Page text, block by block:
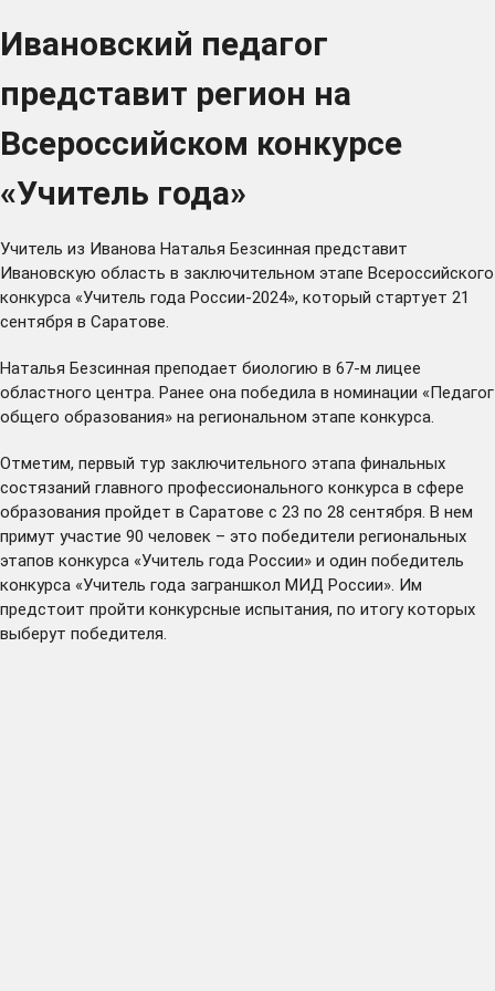
Ивановский педагог
представит регион на
Всероссийском конкурсе
«Учитель года»
Учитель из Иванова Наталья Безсинная представит
Ивановскую область в заключительном этапе Всероссийского
конкурса «Учитель года России-2024», который стартует 21
сентября в Саратове.
Наталья Безсинная преподает биологию в 67-м лицее
областного центра. Ранее она победила в номинации «Педагог
общего образования» на региональном этапе конкурса.
Отметим, первый тур заключительного этапа финальных
состязаний главного профессионального конкурса в сфере
образования пройдет в Саратове с 23 по 28 сентября. В нем
примут участие 90 человек – это победители региональных
этапов конкурса «Учитель года России» и один победитель
конкурса «Учитель года заграншкол МИД России». Им
предстоит пройти конкурсные испытания, по итогу которых
выберут победителя.